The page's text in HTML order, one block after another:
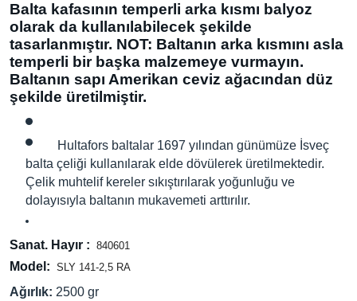
Balta kafasının temperli arka kısmı balyoz
olarak da kullanılabilecek şekilde
tasarlanmıştır. NOT: Baltanın arka kısmını asla
temperli bir başka malzemeye vurmayın.
Baltanın sapı Amerikan ceviz ağacından düz
şekilde üretilmiştir.
Hultafors baltalar 1697 yılından günümüze İsveç
balta çeliği kullanılarak elde dövülerek üretilmektedir.
Çelik muhtelif kereler sıkıştırılarak yoğunluğu ve
dolayısıyla baltanın mukavemeti arttırılır.
Sanat. Hayır : 840601
Model: SLY 141-2,5 RA
Ağırlık: 2500 gr